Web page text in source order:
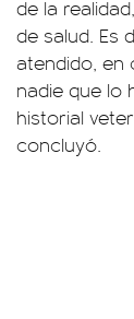
de la
de salud. Es
atendido, en
nadie que lo
historial
concluyó.